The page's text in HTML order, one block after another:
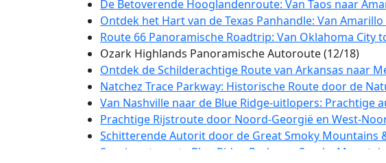
De Betoverende Hooglandenroute: Van Taos naar
Ontdek het Hart van de Texas Panhandle: Van
Route 66 Panoramische Roadtrip: Van Oklahoma City
Ozark Highlands Panoramische Autoroute (12/18)
Ontdek de Schilderachtige Route van Arkansas naar
Natchez Trace Parkway: Historische Route door de
Van Nashville naar de Blue Ridge-uitlopers: Prachtige
Prachtige Rijstroute door Noord-Georgië en West-
Schitterende Autorit door de Great Smoky Mountains
Scenic autoroute Blue Ridge Parkway: Smoky